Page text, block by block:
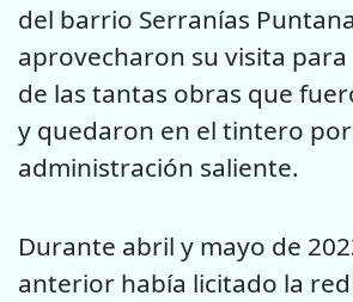
del barrio Serranías
aprovecharon su visita
de las tantas obras que
y quedaron en el tintero
administración saliente.
Durante abril y mayo de
anterior había licitado la